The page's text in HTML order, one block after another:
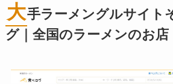
大手ラーメングルサイト
グ｜全国のラーメンのお店